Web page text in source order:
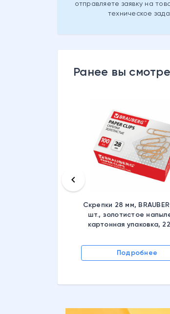
отправляете заявку на
техническое
Ранее вы
Скрепки 28 мм,
шт., золотистое
картонная упаковка,
Подробнее
keyboard_arrow_left